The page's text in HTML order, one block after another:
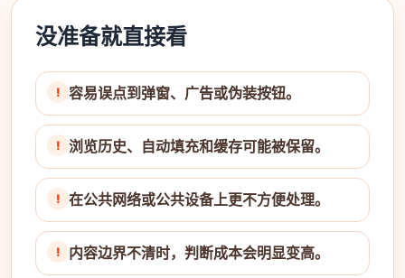
没准备就直接看
容易误点到弹窗、广告或伪装按钮。
浏览历史、自动填充和缓存可能被保留。
在公共网络或公共设备上更不方便处理。
内容边界不清时，判断成本会明显变高。